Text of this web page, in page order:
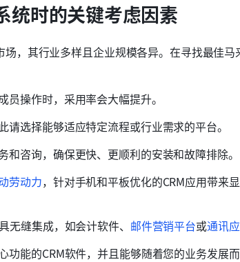
统时的关键考虑因素
，其行业多样且企业规模各异。在寻找最佳马
员操作时，采用率会大幅提升。
请选择能够适应特定流程或行业需求的平台。
和咨询，确保更快、更顺利的安装和故障排除。
劳动力，针对手机和平板优化的CRM应用带来
无缝集成，如会计软件、 邮件营销平台或通讯
功能的CRM软件，并且能够随着您的业务发展